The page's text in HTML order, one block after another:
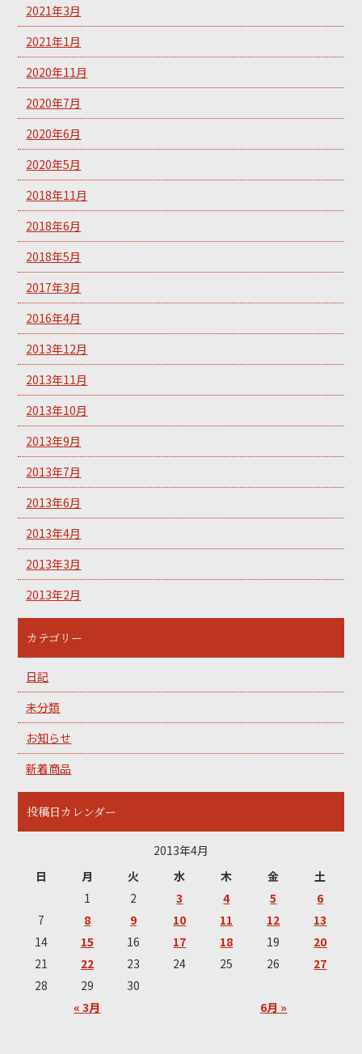
2021年3月
2021年1月
2020年11月
2020年7月
2020年6月
2020年5月
2018年11月
2018年6月
2018年5月
2017年3月
2016年4月
2013年12月
2013年11月
2013年10月
2013年9月
2013年7月
2013年6月
2013年4月
2013年3月
2013年2月
カテゴリー
日記
未分類
お知らせ
新着商品
投稿日カレンダー
2013年4月
日
月 火 水 木 金 土
« 3月 6月 »
1 2 3 4 5
6
7
8 9 10 11 12
13
14
15 16 17 18 19
20
21
22 23 24 25 26
27
28
29 30